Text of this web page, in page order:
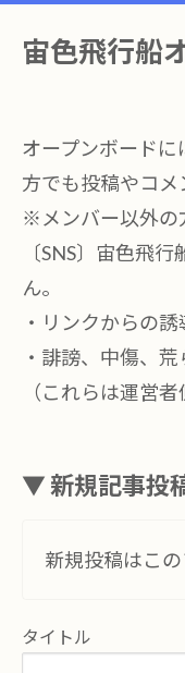
宙色飛行船
オープンボード
方でも投稿やコメ
※メンバー以外の
〔SNS〕宙色飛
ん。
・リンクからの
・誹謗、中傷、
（これらは運営
▼ 新規記事投
新規投稿はこ
タイトル